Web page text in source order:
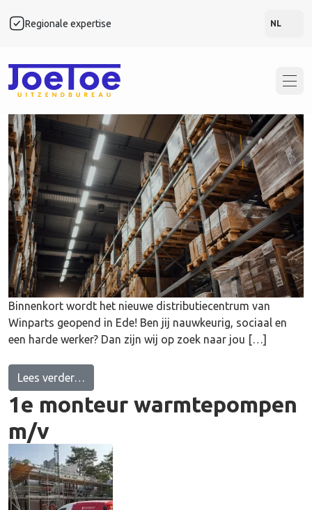
Regionale expertise NL
Locatie:
Assistent Teamleider
Logistiek in Ede
Binnenkort wordt het nieuwe distributiecentrum van
Winparts geopend in Ede! Ben jij nauwkeurig, sociaal en
een harde werker? Dan zijn wij op zoek naar jou […]
Lees verder…
1e monteur warmtepompen
m/v